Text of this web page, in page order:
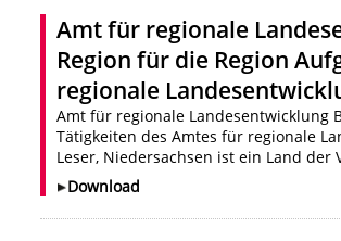
Amt für regionale
Region für die Region
regionale
Amt für regionale Landesentwicklung
Tätigkeiten des Amtes für regionale
Leser, Niedersachsen ist ein Land
Download